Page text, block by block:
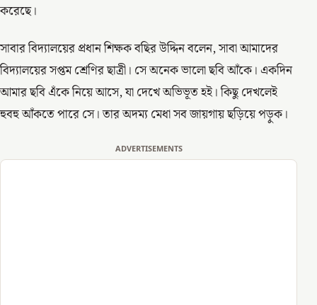
করেছে।
সাবার বিদ্যালয়ের প্রধান শিক্ষক বছির উদ্দিন বলেন, সাবা আমাদের
বিদ্যালয়ের সপ্তম শ্রেণির ছাত্রী। সে অনেক ভালো ছবি আঁকে। একদিন
আমার ছবি এঁকে নিয়ে আসে, যা দেখে অভিভূত হই। কিছু দেখলেই
হুবহু আঁকতে পারে সে। তার অদম্য মেধা সব জায়গায় ছড়িয়ে পড়ুক।
ADVERTISEMENTS